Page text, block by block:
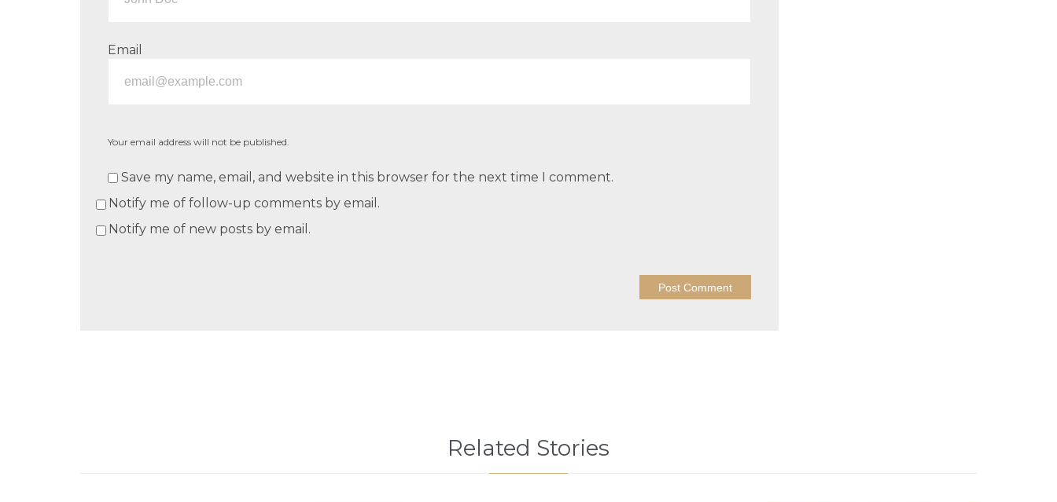
Email
Your email address will not be published.
Save my name, email, and website in this browser for the next time I comment.
Notify me of follow-up comments by email.
Notify me of new posts by email.
Related Stories